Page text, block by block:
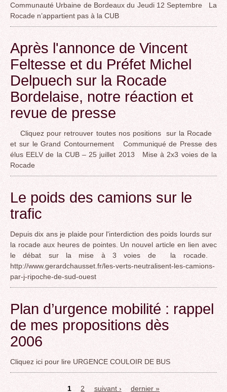
Communauté Urbaine de Bordeaux du Jeudi 12 Septembre La
Rocade n’appartient pas à la CUB
Après l'annonce de Vincent
Feltesse et du Préfet Michel
Delpuech sur la Rocade
Bordelaise, notre réaction et
revue de presse
Cliquez pour retrouver toutes nos positions sur la Rocade
et sur le Grand Contournement Communiqué de Presse des
élus EELV de la CUB – 25 juillet 2013 Mise à 2x3 voies de la
Rocade
Le poids des camions sur le
trafic
Depuis dix ans je plaide pour l'interdiction des poids lourds sur
la rocade aux heures de pointes. Un nouvel article en lien avec
le débat sur la mise à 3 voies de la rocade.
http://www.gerardchausset.fr/les-verts-neutralisent-les-camions-
par-j-ripoche-de-sud-ouest
Plan d’urgence mobilité : rappel
de mes propositions dès
2006
Cliquez ici pour lire URGENCE COULOIR DE BUS
1 2 suivant › dernier »